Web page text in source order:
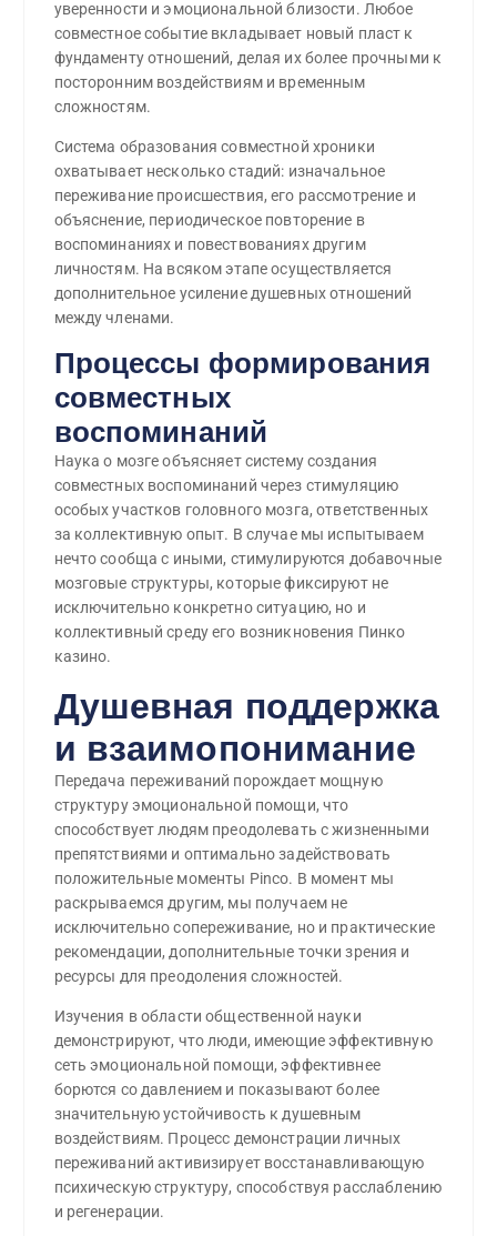
уверенности и эмоциональной близости. Любое
совместное событие вкладывает новый пласт к
фундаменту отношений, делая их более прочными к
посторонним воздействиям и временным
сложностям.
Система образования совместной хроники
охватывает несколько стадий: изначальное
переживание происшествия, его рассмотрение и
объяснение, периодическое повторение в
воспоминаниях и повествованиях другим
личностям. На всяком этапе осуществляется
дополнительное усиление душевных отношений
между членами.
Процессы формирования
совместных
воспоминаний
Наука о мозге объясняет систему создания
совместных воспоминаний через стимуляцию
особых участков головного мозга, ответственных
за коллективную опыт. В случае мы испытываем
нечто сообща с иными, стимулируются добавочные
мозговые структуры, которые фиксируют не
исключительно конкретно ситуацию, но и
коллективный среду его возникновения Пинко
казино.
Душевная поддержка
и взаимопонимание
Передача переживаний порождает мощную
структуру эмоциональной помощи, что
способствует людям преодолевать с жизненными
препятствиями и оптимально задействовать
положительные моменты Pinco. В момент мы
раскрываемся другим, мы получаем не
исключительно сопереживание, но и практические
рекомендации, дополнительные точки зрения и
ресурсы для преодоления сложностей.
Изучения в области общественной науки
демонстрируют, что люди, имеющие эффективную
сеть эмоциональной помощи, эффективнее
борются со давлением и показывают более
значительную устойчивость к душевным
воздействиям. Процесс демонстрации личных
переживаний активизирует восстанавливающую
психическую структуру, способствуя расслаблению
и регенерации.